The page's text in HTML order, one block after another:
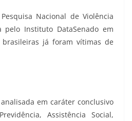
Nacional de Violência
Instituto DataSenado em
já foram vítimas de
em caráter conclusivo
Assistência Social,